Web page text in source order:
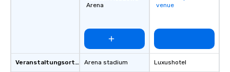
Veranstaltungsortstyp
Arena
Arena stadium
venue
Luxushotel